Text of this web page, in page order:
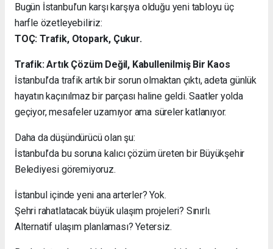
Bugün İstanbul’un karşı karşıya olduğu yeni tabloyu üç
harfle özetleyebiliriz:
TOÇ: Trafik, Otopark, Çukur.
Trafik: Artık Çözüm Değil, Kabullenilmiş Bir Kaos
İstanbul’da trafik artık bir sorun olmaktan çıktı, adeta günlük
hayatın kaçınılmaz bir parçası haline geldi. Saatler yolda
geçiyor, mesafeler uzamıyor ama süreler katlanıyor.
Daha da düşündürücü olan şu:
İstanbul’da bu soruna kalıcı çözüm üreten bir Büyükşehir
Belediyesi göremiyoruz.
İstanbul içinde yeni ana arterler? Yok.
Şehri rahatlatacak büyük ulaşım projeleri? Sınırlı.
Alternatif ulaşım planlaması? Yetersiz.